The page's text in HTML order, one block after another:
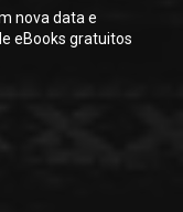
nova data e
eBooks gratuitos